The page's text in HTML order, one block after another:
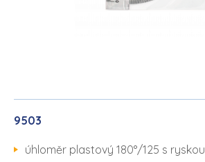
9503
úhloměr plastový 180°/125 s ryskou